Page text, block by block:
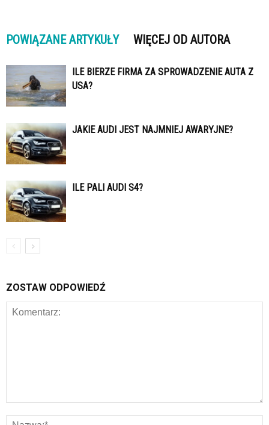
POWIĄZANE ARTYKUŁY WIĘCEJ OD AUTORA
ILE BIERZE FIRMA ZA SPROWADZENIE AUTA Z
USA?
JAKIE AUDI JEST NAJMNIEJ AWARYJNE?
ILE PALI AUDI S4?
ZOSTAW ODPOWIEDŹ